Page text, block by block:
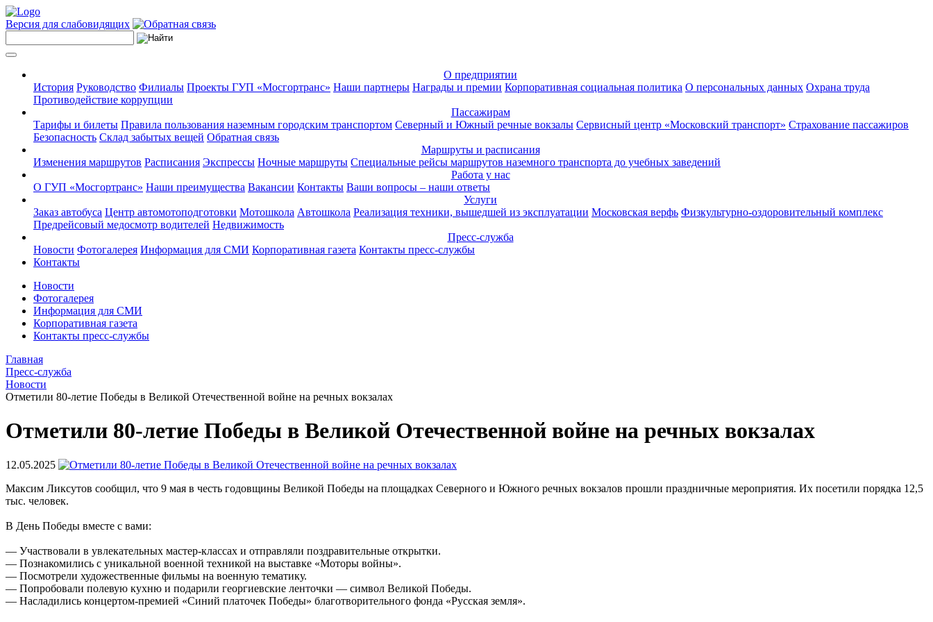
Версия для слабовидящих
О предприятии
История Руководство Филиалы Проекты ГУП «Мосгортранс» Наши партнеры Награды и премии Корпоративная социальная политика О персональных данных Охрана труда
Противодействие коррупции
Пассажирам
Тарифы и билеты Правила пользования наземным городским транспортом Северный и Южный речные вокзалы Сервисный центр «Московский транспорт» Страхование пассажиров
Безопасность Склад забытых вещей Обратная связь
Маршруты и расписания
Изменения маршрутов Расписания Экспрессы Ночные маршруты Специальные рейсы маршрутов наземного транспорта до учебных заведений
Работа у нас
О ГУП «Мосгортранс» Наши преимущества Вакансии Контакты Ваши вопросы – наши ответы
Услуги
Заказ автобуса Центр автомотоподготовки Мотошкола Автошкола Реализация техники, вышедшей из эксплуатации Московская верфь Физкультурно-оздоровительный комплекс
Предрейсовый медосмотр водителей Недвижимость
Пресс-служба
Новости Фотогалерея Информация для СМИ Корпоративная газета Контакты пресс-службы
Контакты
Новости
Фотогалерея
Информация для СМИ
Корпоративная газета
Контакты пресс-службы
Главная
Пресс-служба
Новости
Отметили 80-летие Победы в Великой Отечественной войне на речных вокзалах
Отметили 80-летие Победы в Великой Отечественной войне на речных вокзалах
12.05.2025
Максим Ликсутов сообщил, что 9 мая в честь годовщины Великой Победы на площадках Северного и Южного речных вокзалов прошли праздничные мероприятия. Их посетили порядка 12,5
тыс. человек.
В День Победы вместе с вами:
— Участвовали в увлекательных мастер-классах и отправляли поздравительные открытки.
— Познакомились с уникальной военной техникой на выставке «Моторы войны».
— Посмотрели художественные фильмы на военную тематику.
— Попробовали полевую кухню и подарили георгиевские ленточки — символ Великой Победы.
— Насладились концертом-премией «Синий платочек Победы» благотворительного фонда «Русская земля».